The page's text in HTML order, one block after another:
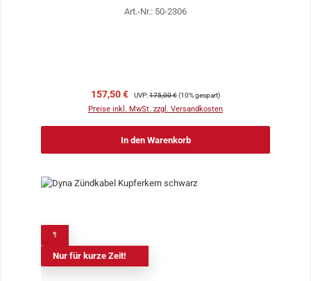
Art.-Nr.: 50-2306
Verkaufspreis:
157,50 € Regulärer Preis:
UVP:175,00 €(10% gespart)
Preise inkl. MwSt. zzgl. Versandkosten
In den Warenkorb
Nur für kurze Zeit!